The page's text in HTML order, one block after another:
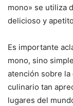
mono» se utiliza
delicioso y
Es importante
mono, sino
atención sobre
culinario tan
lugares del